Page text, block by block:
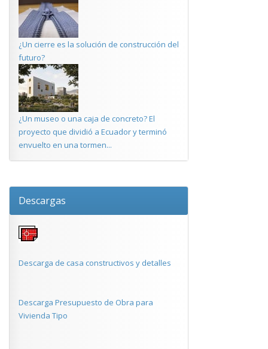
¿Un cierre es la solución de construcción del
futuro?
¿Un museo o una caja de concreto? El
proyecto que dividió a Ecuador y terminó
envuelto en una tormen...
Descargas
Descarga de casa constructivos y detalles
Descarga Presupuesto de Obra para
Vivienda Tipo